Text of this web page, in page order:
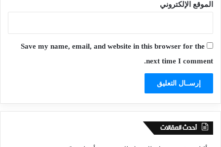
الموقع الإلكتروني
Save my name, email, and website in this browser for the
next time I comment.
أحدث المقالات